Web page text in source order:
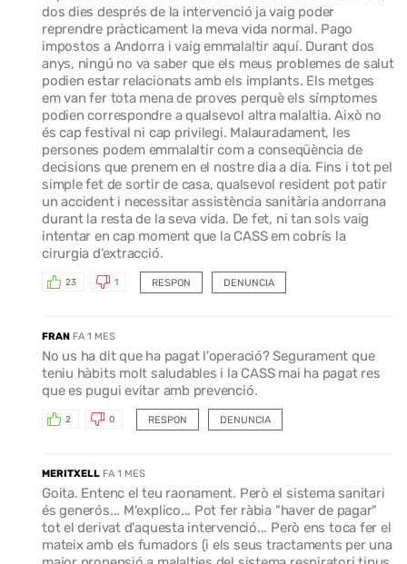
dos dies després de la intervenció ja vaig poder
reprendre pràcticament la meva vida normal. Pago
impostos a Andorra i vaig emmalaltir aquí. Durant dos
anys, ningú no va saber que els meus problemes de salut
podien estar relacionats amb els implants. Els metges
em van fer tota mena de proves perquè els símptomes
podien correspondre a qualsevol altra malaltia. Això no
és cap festival ni cap privilegi. Malauradament, les
persones podem emmalaltir com a conseqüència de
decisions que prenem en el nostre dia a dia. Fins i tot pel
simple fet de sortir de casa, qualsevol resident pot patir
un accident i necessitar assistència sanitària andorrana
durant la resta de la seva vida. De fet, ni tan sols vaig
intentar en cap moment que la CASS em cobrís la
cirurgia d’extracció.
RESPON
23 1 DENUNCIA
FRAN FA 1 MES
No us ha dit que ha pagat l'operació? Segurament que
teniu hàbits molt saludables i la CASS mai ha pagat res
que es pugui evitar amb prevenció.
RESPON
2 0 DENUNCIA
MERITXELL FA 1 MES
Goita. Entenc el teu raonament. Però el sistema sanitari
és generós... M'explico... Pot fer ràbia "haver de pagar"
tot el derivat d'aquesta intervenció... Però ens toca fer el
mateix amb els fumadors (i els seus tractaments per una